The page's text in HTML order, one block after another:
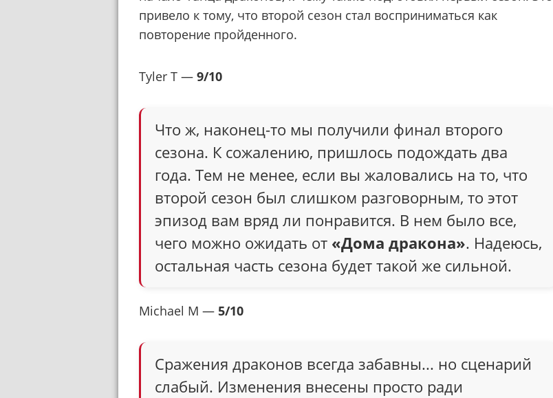
привело к тому, что второй сезон стал восприниматься как
повторение пройденного.
Tyler T — 9/10
Что ж, наконец-то мы получили финал второго
сезона. К сожалению, пришлось подождать два
года. Тем не менее, если вы жаловались на то, что
второй сезон был слишком разговорным, то этот
эпизод вам вряд ли понравится. В нем было все,
чего можно ожидать от «Дома дракона». Надеюсь,
остальная часть сезона будет такой же сильной.
Michael M — 5/10
Сражения драконов всегда забавны... но сценарий
слабый. Изменения внесены просто ради